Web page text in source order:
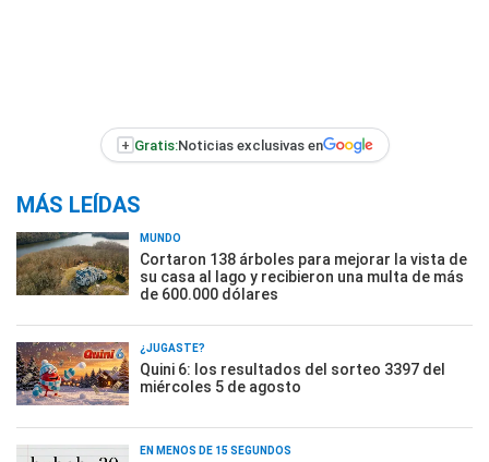
+ Gratis:Noticias exclusivas en
MÁS LEÍDAS
MUNDO
Cortaron 138 árboles para mejorar la vista de
su casa al lago y recibieron una multa de más
de 600.000 dólares
¿JUGASTE?
Quini 6: los resultados del sorteo 3397 del
miércoles 5 de agosto
EN MENOS DE 15 SEGUNDOS